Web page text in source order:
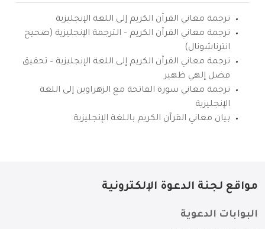
ترجمة معاني القرآن الكريم إلى اللغة الإنجليزية
ترجمة معاني القرآن الكريم – الترجمة الإنجليزية (صحيح
انترناشونال)
ترجمة معاني القرآن الكريم إلى اللغة الإنجليزية – تحقيق
فضل إلهي ظهير
ترجمة معاني سورة الفاتحة مع الزهراوين إلى اللغة
الإنجليزية
بيان معاني القرآن الكريم باللغة الإنجليزية
مواقع لجنة الدعوة الإلكترونية
البوابات الدعوية